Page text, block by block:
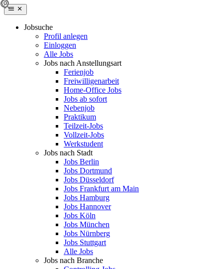
Jobsuche
Profil anlegen
Einloggen
Alle Jobs
Jobs nach Anstellungsart
Ferienjob
Freiwilligenarbeit
Home-Office Jobs
Jobs ab sofort
Nebenjob
Praktikum
Teilzeit-Jobs
Vollzeit-Jobs
Werkstudent
Jobs nach Stadt
Jobs Berlin
Jobs Dortmund
Jobs Düsseldorf
Jobs Frankfurt am Main
Jobs Hamburg
Jobs Hannover
Jobs Köln
Jobs München
Jobs Nürnberg
Jobs Stuttgart
Alle Jobs
Jobs nach Branche